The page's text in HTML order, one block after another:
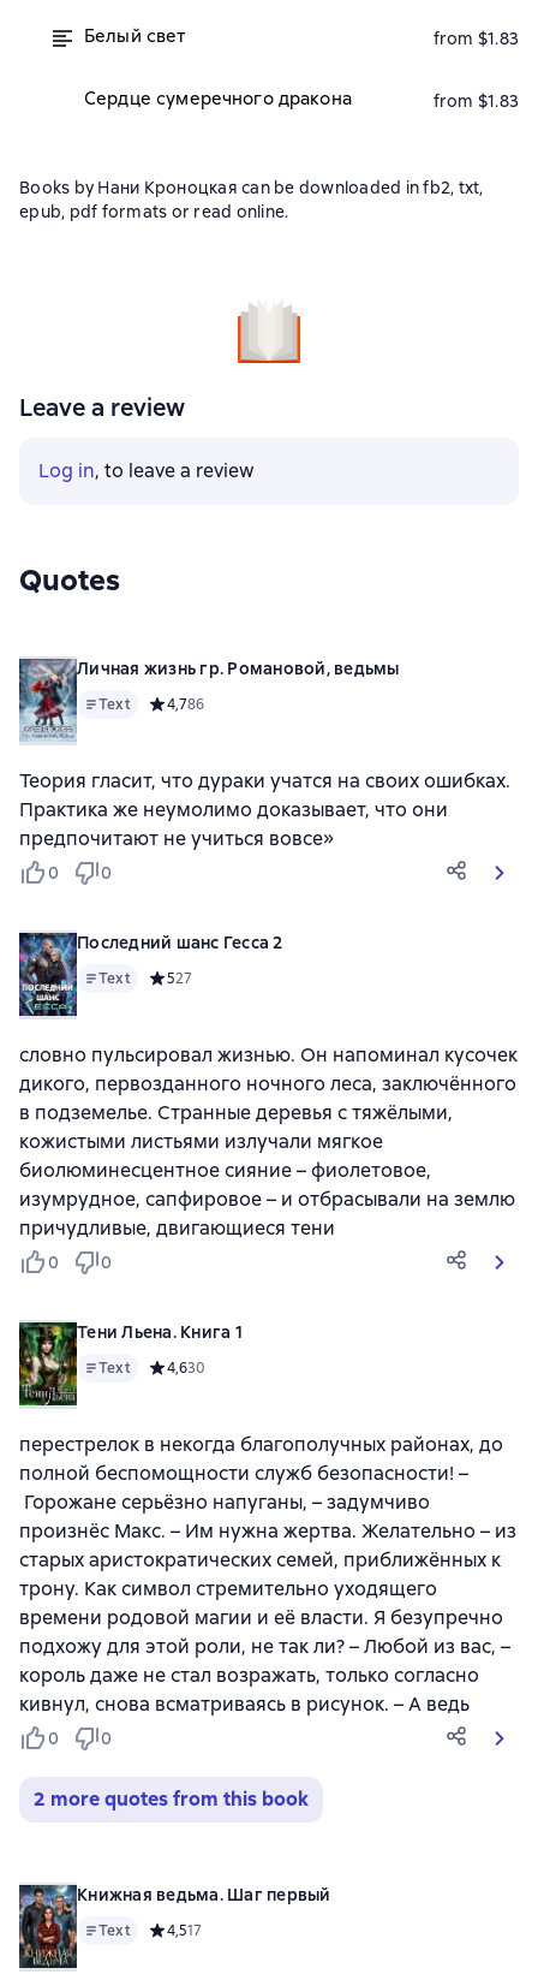
Белый свет from $1.83
Сердце сумеречного дракона from $1.83
Books by Нани Кроноцкая can be downloaded in fb2, txt,
epub, pdf formats or read online.
Leave a review
Log in, to leave a review
Quotes
Личная жизнь гр. Романовой, ведьмы
Text Средний рейтинг 4,7 на основе 86 оценок
4,786
Теория гласит, что дураки учатся на своих ошибках.
Практика же неумолимо доказывает, что они
предпочитают не учиться вовсе»
0 0
Последний шанс Гесса 2
Text Средний рейтинг 5 на основе 27 оценок
527
словно пульсировал жизнью. Он напоминал кусочек
дикого, первозданного ночного леса, заключённого
в подземелье. Странные деревья с тяжёлыми,
кожистыми листьями излучали мягкое
биолюминесцентное сияние – фиолетовое,
изумрудное, сапфировое – и отбрасывали на землю
причудливые, двигающиеся тени
0 0
Тени Льена. Книга 1
Text Средний рейтинг 4,6 на основе 30 оценок
4,630
перестрелок в некогда благополучных районах, до
полной беспомощности служб безопасности! –
Горожане серьёзно напуганы, – задумчиво
произнёс Макс. – Им нужна жертва. Желательно – из
старых аристократических семей, приближённых к
трону. Как символ стремительно уходящего
времени родовой магии и её власти. Я безупречно
подхожу для этой роли, не так ли? – Любой из вас, –
король даже не стал возражать, только согласно
кивнул, снова всматриваясь в рисунок. – А ведь
0 0
2 more quotes from this book
Книжная ведьма. Шаг первый
Text Средний рейтинг 4,5 на основе 17 оценок
4,517